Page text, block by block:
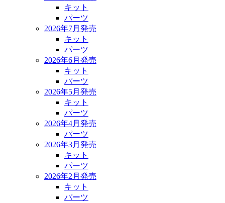
キット
パーツ
2026年7月発売
キット
パーツ
2026年6月発売
キット
パーツ
2026年5月発売
キット
パーツ
2026年4月発売
パーツ
2026年3月発売
キット
パーツ
2026年2月発売
キット
パーツ